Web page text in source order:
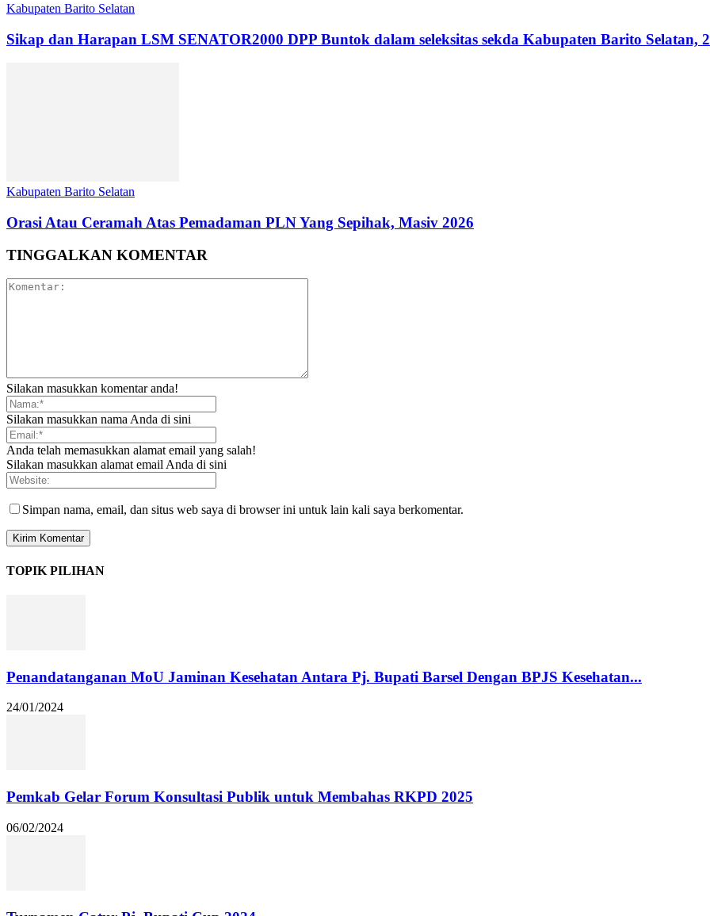
Kabupaten Barito Selatan
Sikap dan Harapan LSM SENATOR2000 DPP Buntok dalam seleksitas sekda Kabupaten Barito Selatan,
Kabupaten Barito Selatan
Orasi Atau Ceramah Atas Pemadaman PLN Yang Sepihak, Masiv 2026
TINGGALKAN KOMENTAR
Silakan masukkan komentar anda!
Silakan masukkan nama Anda di sini
Anda telah memasukkan alamat email yang salah!
Silakan masukkan alamat email Anda di sini
Simpan nama, email, dan situs web saya di browser ini untuk lain kali saya berkomentar.
TOPIK PILIHAN
Penandatanganan MoU Jaminan Kesehatan Antara Pj. Bupati Barsel Dengan BPJS Kesehatan...
24/01/2024
Pemkab Gelar Forum Konsultasi Publik untuk Membahas RKPD 2025
06/02/2024